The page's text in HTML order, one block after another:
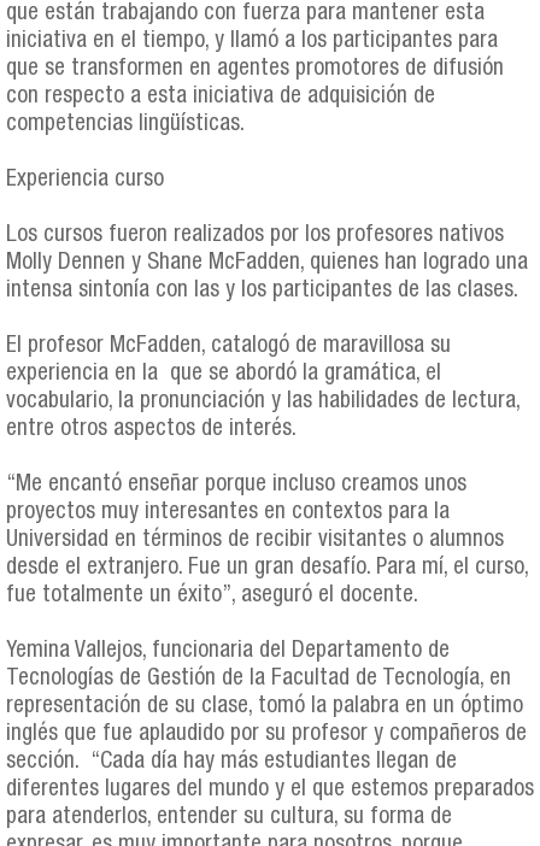
que están trabajando con fuerza para mantener esta
iniciativa en el tiempo, y llamó a los participantes para
que se transformen en agentes promotores de difusión
con respecto a esta iniciativa de adquisición de
competencias lingüísticas.
Experiencia curso
Los cursos fueron realizados por los profesores nativos
Molly Dennen y Shane McFadden, quienes han logrado una
intensa sintonía con las y los participantes de las clases.
El profesor McFadden, catalogó de maravillosa su
experiencia en la que se abordó la gramática, el
vocabulario, la pronunciación y las habilidades de lectura,
entre otros aspectos de interés.
“Me encantó enseñar porque incluso creamos unos
proyectos muy interesantes en contextos para la
Universidad en términos de recibir visitantes o alumnos
desde el extranjero. Fue un gran desafío. Para mí, el curso,
fue totalmente un éxito”, aseguró el docente.
Yemina Vallejos, funcionaria del Departamento de
Tecnologías de Gestión de la Facultad de Tecnología, en
representación de su clase, tomó la palabra en un óptimo
inglés que fue aplaudido por su profesor y compañeros de
sección. “Cada día hay más estudiantes llegan de
diferentes lugares del mundo y el que estemos preparados
para atenderlos, entender su cultura, su forma de